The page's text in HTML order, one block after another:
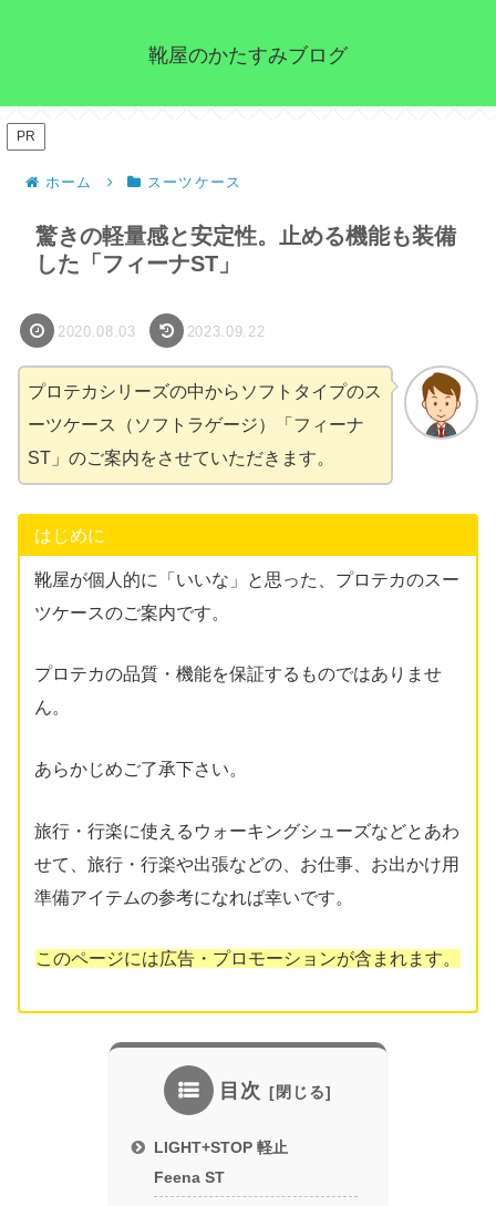
靴屋のかたすみブログ
PR
ホーム スーツケース
驚きの軽量感と安定性。止める機能も装備
した「フィーナST」
2020.08.03 2023.09.22
プロテカシリーズの中からソフトタイプのス
ーツケース（ソフトラゲージ）「フィーナ
ST」のご案内をさせていただきます。
はじめに
靴屋が個人的に「いいな」と思った、プロテカのスー
ツケースのご案内です。
プロテカの品質・機能を保証するものではありませ
ん。
あらかじめご了承下さい。
旅行・行楽に使えるウォーキングシューズなどとあわ
せて、旅行・行楽や出張などの、お仕事、お出かけ用
準備アイテムの参考になれば幸いです。
このページには広告・プロモーションが含まれます。
目次
LIGHT+STOP 軽止
Feena ST